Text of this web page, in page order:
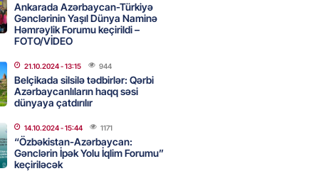
Azərbaycanla bağlı tapşırıq
hərəkətə keçdi
kartını indi sifariş
komissiyasız
- 15:07 79
Ankarada Azərbaycan-Türkiyə
Gənclərinin Yaşıl Dünya Naminə
Həmrəylik Forumu keçirildi –
FOTO/VİDEO
21.10.2024- 13:15 944
Belçikada silsilə tədbirlər: Qərbi
Azərbaycanlıların haqq səsi
dünyaya çatdırılır
14.10.2024- 15:44 1171
“Özbəkistan-Azərbaycan:
Gənclərin İpək Yolu İqlim Forumu”
keçiriləcək